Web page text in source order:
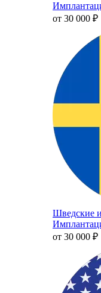
от 30 000 ₽
Шведские
от 30 000 ₽